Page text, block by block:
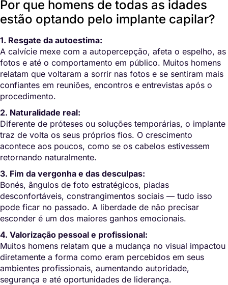
Por que homens de todas as idades
estão optando pelo implante capilar?
1. Resgate da autoestima:
A calvície mexe com a autopercepção, afeta o espelho, as
fotos e até o comportamento em público. Muitos homens
relatam que voltaram a sorrir nas fotos e se sentiram mais
confiantes em reuniões, encontros e entrevistas após o
procedimento.
2. Naturalidade real:
Diferente de próteses ou soluções temporárias, o implante
traz de volta os seus próprios fios. O crescimento
acontece aos poucos, como se os cabelos estivessem
retornando naturalmente.
3. Fim da vergonha e das desculpas:
Bonés, ângulos de foto estratégicos, piadas
desconfortáveis, constrangimentos sociais — tudo isso
pode ficar no passado. A liberdade de não precisar
esconder é um dos maiores ganhos emocionais.
4. Valorização pessoal e profissional:
Muitos homens relatam que a mudança no visual impactou
diretamente a forma como eram percebidos em seus
ambientes profissionais, aumentando autoridade,
segurança e até oportunidades de liderança.